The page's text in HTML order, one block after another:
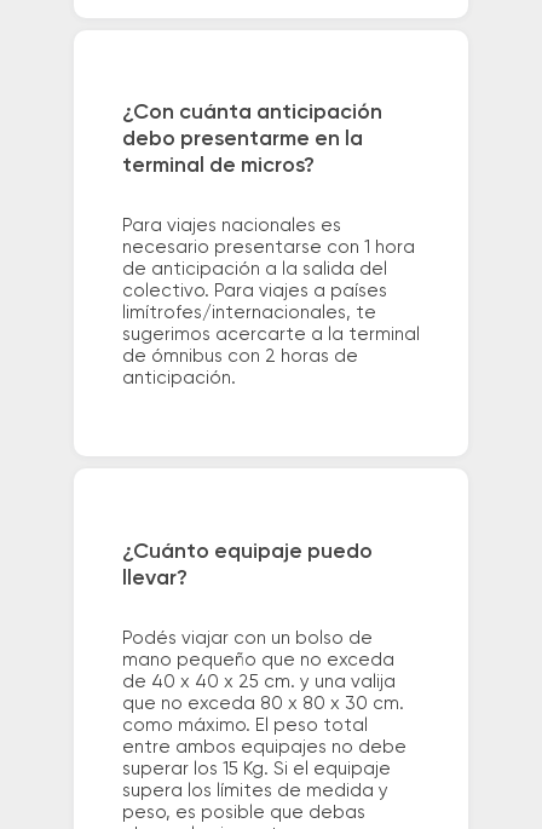
¿Con cuánta anticipación
debo presentarme en la
terminal de micros?
Para viajes nacionales es
necesario presentarse con 1 hora
de anticipación a la salida del
colectivo. Para viajes a países
limítrofes/internacionales, te
sugerimos acercarte a la terminal
de ómnibus con 2 horas de
anticipación.
¿Cuánto equipaje puedo
llevar?
Podés viajar con un bolso de
mano pequeño que no exceda
de 40 x 40 x 25 cm. y una valija
que no exceda 80 x 80 x 30 cm.
como máximo. El peso total
entre ambos equipajes no debe
superar los 15 Kg. Si el equipaje
supera los límites de medida y
peso, es posible que debas